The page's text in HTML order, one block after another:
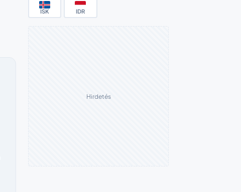
ISK IDR
Hirdetés